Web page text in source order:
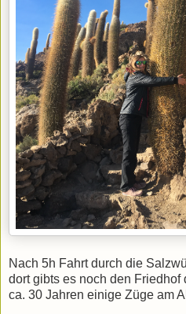
Nach 5h Fahrt durch die
dort gibts es noch den
ca. 30 Jahren einige Züge am